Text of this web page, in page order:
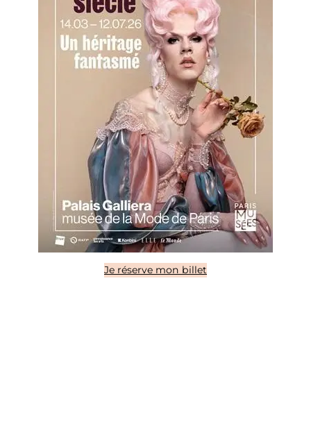
Je réserve mon billet